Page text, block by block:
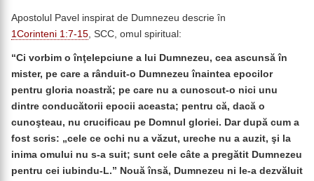
Apostolul Pavel inspirat de Dumnezeu descrie în
1Corinteni 1:7-15 , SCC, omul spiritual:
“Ci vorbim o înţelepciune a lui Dumnezeu, cea ascunsă în
mister, pe care a rânduit-o Dumnezeu înaintea epocilor
pentru gloria noastră; pe care nu a cunoscut-o nici unu
dintre conducătorii epocii aceasta; pentru că, dacă o
cunoşteau, nu crucificau pe Domnul gloriei. Dar după cum a
fost scris: „cele ce ochi nu a văzut, ureche nu a auzit, şi la
inima omului nu s-a suit; sunt cele câte a pregătit Dumnezeu
pentru cei iubindu-L.” Nouă însă, Dumnezeu ni le-a dezvăluit